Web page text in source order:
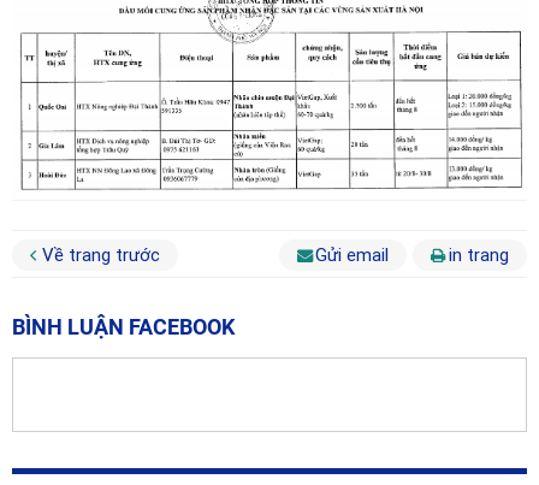
Về trang trước Gửi email in trang
BÌNH LUẬN FACEBOOK